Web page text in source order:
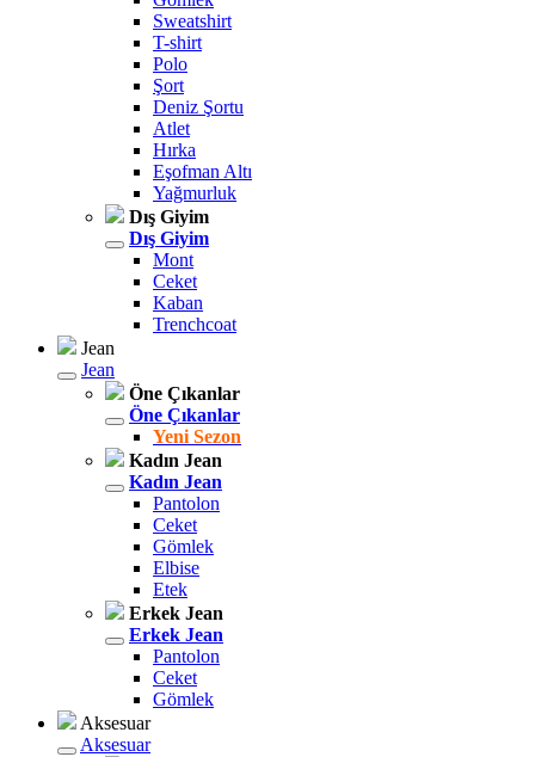
Sweatshirt
T-shirt
Polo
Şort
Deniz Şortu
Atlet
Hırka
Eşofman Altı
Yağmurluk
Dış Giyim
Dış Giyim
Mont
Ceket
Kaban
Trenchcoat
Jean
Jean
Öne Çıkanlar
Öne Çıkanlar
Yeni Sezon
Kadın Jean
Kadın Jean
Pantolon
Ceket
Gömlek
Elbise
Etek
Erkek Jean
Erkek Jean
Pantolon
Ceket
Gömlek
Aksesuar
Aksesuar